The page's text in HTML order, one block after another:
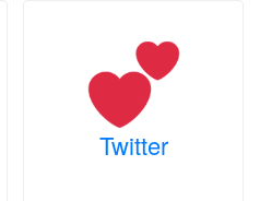
Twitter